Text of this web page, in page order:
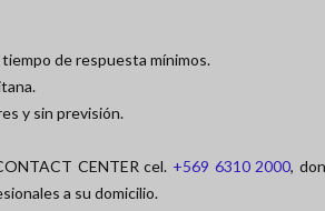
de respuesta mínimos.
y sin previsión.
CENTER cel. +569 6310 2000,
a su domicilio.